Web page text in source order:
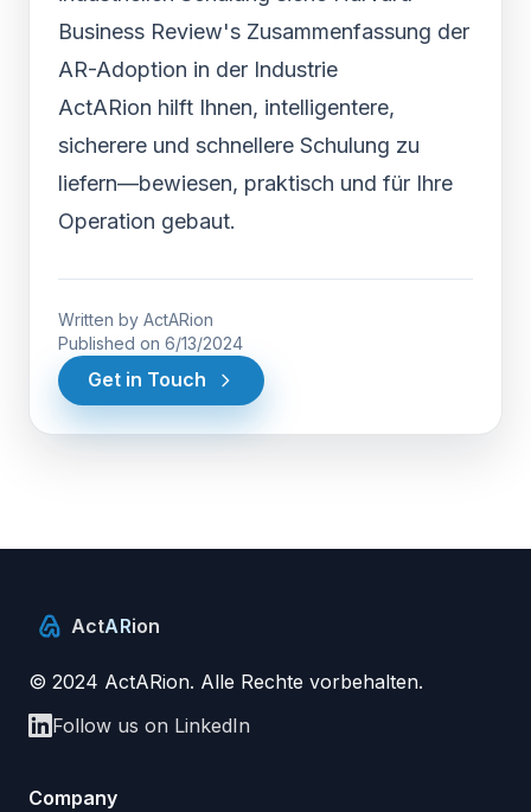
Business Review's Zusammenfassung der
AR-Adoption in der Industrie
ActARion hilft Ihnen, intelligentere,
sicherere und schnellere Schulung zu
liefern—bewiesen, praktisch und für Ihre
Operation gebaut.
Written by ActARion
Published on 6/13/2024
Get in Touch
ActARion
© 2024 ActARion. Alle Rechte vorbehalten.
Follow us on LinkedIn
Company